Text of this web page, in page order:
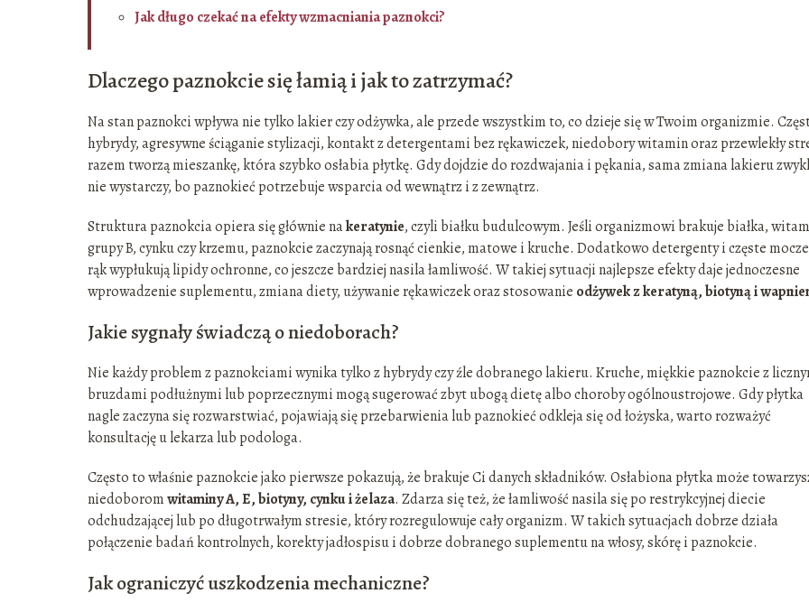
Jak długo czekać na efekty wzmacniania paznokci?
Dlaczego paznokcie się łamią i jak to zatrzymać?
Na stan paznokci wpływa nie tylko lakier czy odżywka, ale przede wszystkim to, co dzieje się w Twoim organizmie.
hybrydy, agresywne ściąganie stylizacji, kontakt z detergentami bez rękawiczek, niedobory witamin oraz przewlekły
razem tworzą mieszankę, która szybko osłabia płytkę. Gdy dojdzie do rozdwajania i pękania, sama zmiana lakieru
nie wystarczy, bo paznokieć potrzebuje wsparcia od wewnątrz i z zewnątrz.
Struktura paznokcia opiera się głównie nakeratynie, czyli białku budulcowym. Jeśli organizmowi brakuje białka,
grupy B, cynku czy krzemu, paznokcie zaczynają rosnąć cienkie, matowe i kruche. Dodatkowo detergenty i częste
rąk wypłukują lipidy ochronne, co jeszcze bardziej nasila łamliwość. W takiej sytuacji najlepsze efekty daje jednoczesne
wprowadzenie suplementu, zmiana diety, używanie rękawiczek oraz stosowanie odżywek z keratyną, biotyną i
Jakie sygnały świadczą o niedoborach?
Nie każdy problem z paznokciami wynika tylko z hybrydy czy źle dobranego lakieru. Kruche, miękkie paznokcie z
bruzdami podłużnymi lub poprzecznymi mogą sugerować zbyt ubogą dietę albo choroby ogólnoustrojowe. Gdy płytka
nagle zaczyna się rozwarstwiać, pojawiają się przebarwienia lub paznokieć odkleja się od łożyska, warto rozważyć
konsultację u lekarza lub podologa.
Często to właśnie paznokcie jako pierwsze pokazują, że brakuje Ci danych składników. Osłabiona płytka może
niedoboromwitaminy A, E, biotyny, cynku i żelaza. Zdarza się też, że łamliwość nasila się po restrykcyjnej diecie
odchudzającej lub po długotrwałym stresie, który rozregulowuje cały organizm. W takich sytuacjach dobrze działa
połączenie badań kontrolnych, korekty jadłospisu i dobrze dobranego suplementu na włosy, skórę i paznokcie.
Jak ograniczyć uszkodzenia mechaniczne?